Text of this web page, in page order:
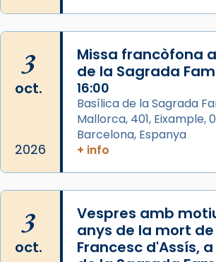
Memòria de les santes Juliana i
Semproniana, verges i màrtirs.
Acompanyant la història de
partir de l’Edat Mitjana sorgeix
que les santes Juliana
Semproniana (“relatiu a
eterna”) són deixebles seves. I
frare Joan Gaspar Roig, afirma
que les santes són filles de
Mataró en reivindicarà les
les aconseguirà el 1772. L’ofici
a la “Missa de les Santes”
Glòria”) fou composta el 1848
3
oct.
2026
Missa francòfona
de la Sagrada
16:00
Basílica de la Sagrada
Mallorca, 401, Eixample,
Barcelona, Espanya
+ info
3
oct.
Vespres amb
anys de la mort
Francesc d'Assís,